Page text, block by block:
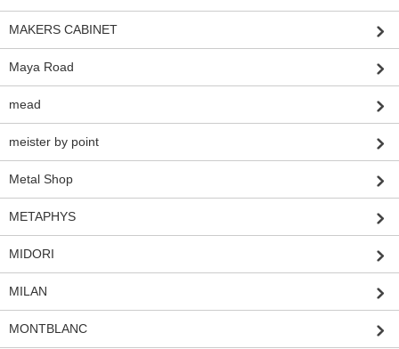
MAKERS CABINET
Maya Road
mead
meister by point
Metal Shop
METAPHYS
MIDORI
MILAN
MONTBLANC